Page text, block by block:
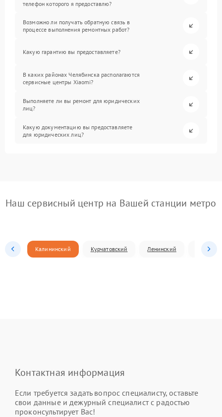
телефон которого я предоставлю?
Возможно ли получать обратную связь в
процессе выполнения ремонтных работ?
Какую гарантию вы предоставляете?
В каких районах Челябинска располагаются
сервисные центры Xiaomi?
Выполняете ли вы ремонт для юридических
лиц?
Какую документацию вы предоставляете
для юридических лиц?
Наш сервисный центр на Вашей станции метро
Калининский Курчатовский Ленинский
Контактная информация
Если требуется задать вопрос специалисту, оставьте
свои данные и дежурный специалист с радостью
проконсультирует Вас!